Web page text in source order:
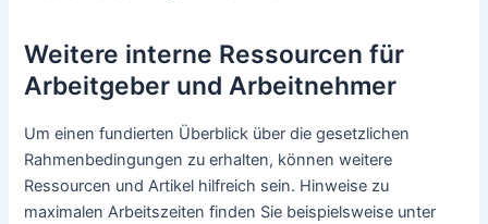
Weitere interne Ressourcen für
Arbeitgeber und Arbeitnehmer
Um einen fundierten Überblick über die gesetzlichen
Rahmenbedingungen zu erhalten, können weitere
Ressourcen und Artikel hilfreich sein. Hinweise zu
maximalen Arbeitszeiten finden Sie beispielsweise unter